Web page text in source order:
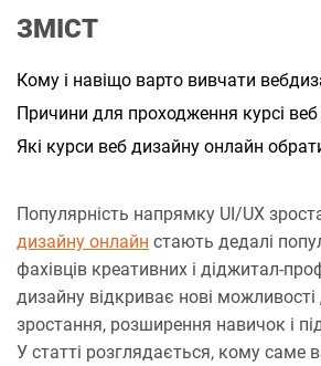
ЗМІСТ
Кому і навіщо варто вивчати
Причини для проходження курсі
Які курси веб дизайну онлайн
Популярність напрямку UI/UX
дизайну онлайн стають дедалі
фахівців креативних і діджитал-
дизайну відкриває нові можливості
зростання, розширення навичок і
У статті розглядається, кому саме